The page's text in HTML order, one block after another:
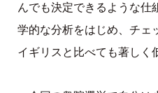
んでも決定できるような仕
学的な分析をはじめ、チェ
イギリスと比べても著しく